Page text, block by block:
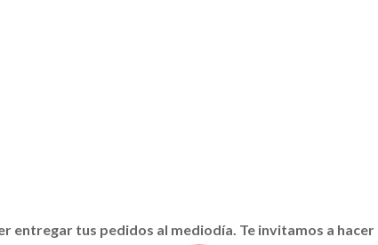
entregar tus pedidos al mediodía. Te invitamos a